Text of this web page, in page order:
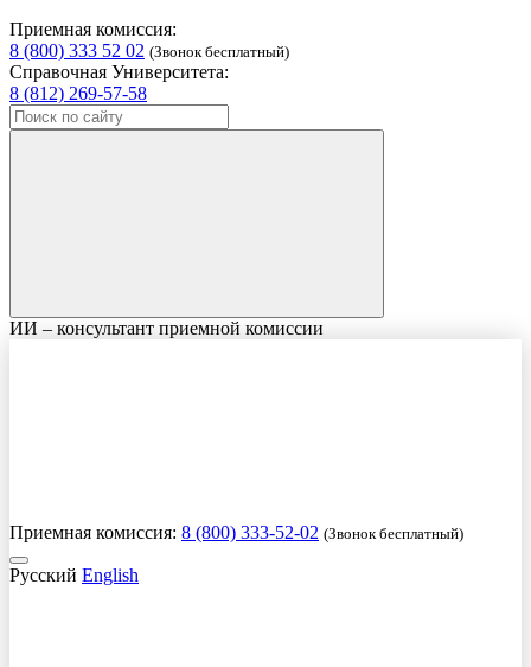
Приемная комиссия:
8 (800) 333 52 02 (Звонок бесплатный)
Справочная Университета:
8 (812) 269-57-58
ИИ – консультант приемной комиссии
Приемная комиссия: 8 (800) 333-52-02 (Звонок бесплатный)
Русский English